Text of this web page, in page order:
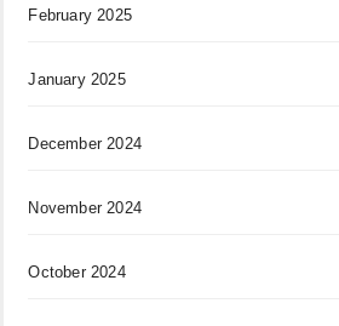
February 2025
January 2025
December 2024
November 2024
October 2024